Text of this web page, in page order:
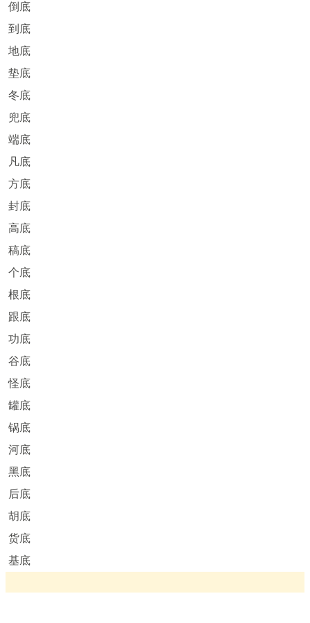
倒底
到底
地底
垫底
冬底
兜底
端底
凡底
方底
封底
高底
稿底
个底
根底
跟底
功底
谷底
怪底
罐底
锅底
河底
黑底
后底
胡底
货底
基底